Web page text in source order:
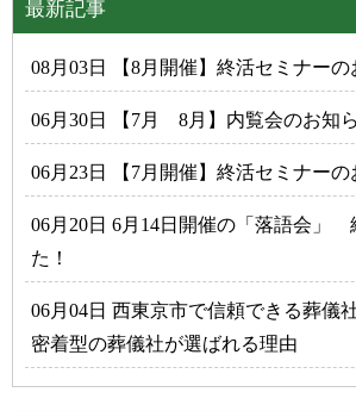
最新記事
08月03日 【8月開催】終活セミナーの
06月30日 【7月 8月】内覧会のお知
06月23日 【7月開催】終活セミナーの
06月20日 6月14日開催の「落語会」
た！
06月04日 西東京市で信頼できる葬儀
密着型の葬儀社が選ばれる理由